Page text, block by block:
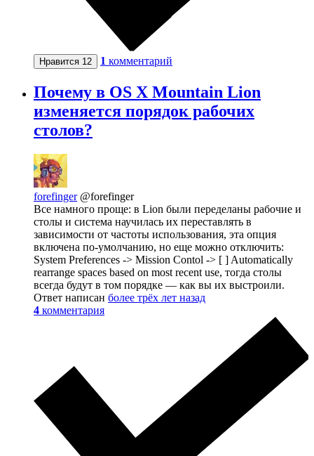
Нравится 12 1 комментарий
Почему в OS X Mountain Lion
изменяется порядок рабочих
столов?
forefinger @forefinger
Все намного проще: в Lion были переделаны рабочие и
столы и система научилась их переставлять в
зависимости от частоты использования, эта опция
включена по-умолчанию, но еще можно отключить:
System Preferences -> Mission Contol -> [ ] Automatically
rearrange spaces based on most recent use, тогда столы
всегда будут в том порядке — как вы их выстроили.
Ответ написан более трёх лет назад
4 комментария